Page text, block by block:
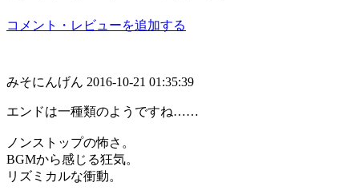
コメント・レビューを追加する
みそにんげん 2016-10-21 01:35:39
エンドは一種類のようですね……
ノンストップの怖さ。
BGMから感じる狂気。
リズミカルな衝動。